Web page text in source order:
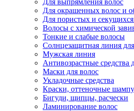
Для выпрямления волос
Для окрашенных волос и
Для пористых и
Волосы с химической
Тонкие и слабые волосы
Солнцезащитная линия
Мужская линия
Антивозрастные средства
Маски для волос
Укладочные средства
Краски, оттеночные
Бигуди, щипцы, расчески
Ламинирование волос